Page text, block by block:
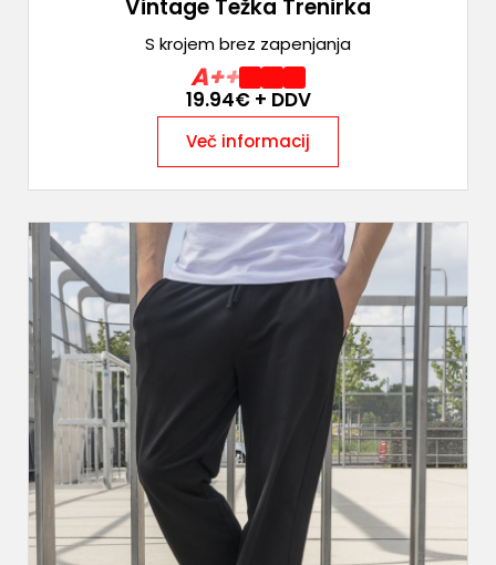
Vintage Težka Trenirka
S krojem brez zapenjanja
A++
19.94€ + DDV
Več informacij